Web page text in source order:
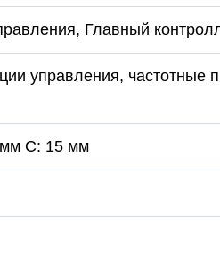
Главный
управления, частотные
C: 15 мм